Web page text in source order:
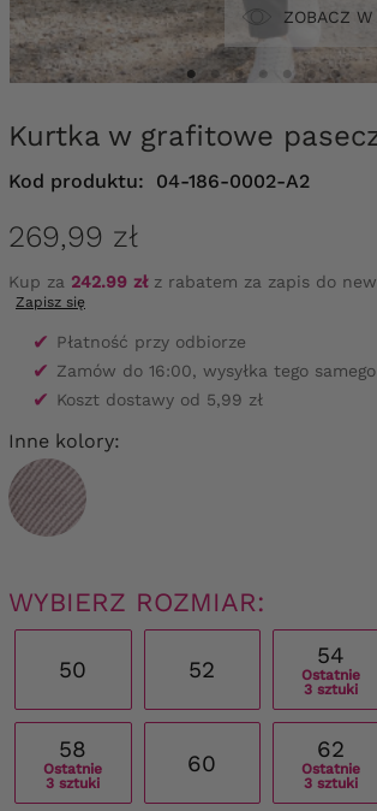
ZOBACZ W
Kurtka w grafitowe
Kod produktu: 04-186-0002-A2
269,99 zł
Kup za 242.99 złz rabatem za zapis do
Zapisz się
✔ Płatność przy odbiorze
✔ Zamów do 16:00, wysyłka tego
✔ Koszt dostawy od 5,99 zł
Inne kolory:
WYBIERZ ROZMIAR:
50 52
54
Ostatnie
3 sztuki
58
Ostatnie
3 sztuki
60
62
Ostatnie
3 sztuki